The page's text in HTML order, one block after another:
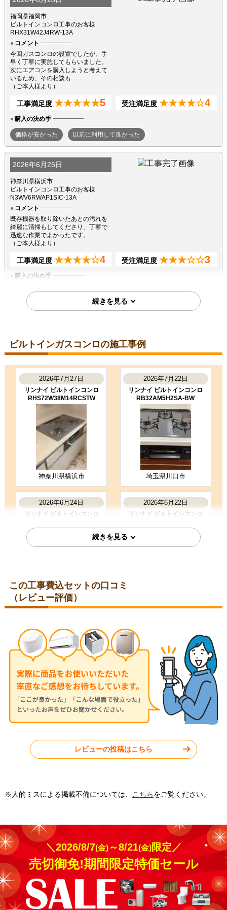
福岡県福岡市
ビルトインコンロ工事のお客様
RHX31W42J4RW-13A
コメント
今回ガスコンロの設置でしたが、手
早く丁寧に実施してもらいました。
次にエアコンを購入しようと考えて
いるため、その相談も…
（ご本人様より）
工事満足度 ★★★★★5 受注満足度 ★★★★☆4
購入の決め手
価格が安かった 以前に利用して良かった
2026年6月25日
神奈川県横浜市
ビルトインコンロ工事のお客様
N3WV6RWAP1SIC-13A
コメント
既存機器を取り除いたあとの汚れを
綺麗に清掃もしてくださり、丁寧で
迅速な作業でよかったです。
（ご本人様より）
工事満足度 ★★★★☆4 受注満足度 ★★★☆☆3
購入の決め手
サイトが見やすかった 商品選定がしやすかった
価格が安かった
2026年6月10日
福岡県古賀市
ビルトインコンロ工事のお客様
PD-829WS-U75CV-13A
コメント
工事内容の説明が丁寧で安心しまし
工事満足度 ★★★★☆ 受注満足度 ★★★★☆
購入の決め手
価格が安かった
お客様の声をもっと見る
ビルトインガスコンロの施工事例
2026年7月27日
リンナイ ビルトインコンロ
RHS72W38M14RCSTW
神奈川県横浜市
2026年7月22日
リンナイ ビルトインコンロ
RB32AM5H2SA-BW
埼玉県川口市
2026年6月24日
リンナイ ビルトインコンロ
神奈川県横浜市
2026年6月22日
リンナイ ビルトインコンロ
リンナイ ビルトインコンロ
RHS31W42J4RSTW
神奈川県川崎市
リンナイ ビルトインコンロ
RHS31W42J3RSTW
東京都杉並区
工事実績をもっと見る
この工事費込セットの口コミ
（レビュー評価）
レビューの投稿はこちら
※人的ミスによる掲載不備については、 こちらをご覧ください。
＼2026/8/7(金)～8/21(金)限定／
売切御免!期間限定特価セール